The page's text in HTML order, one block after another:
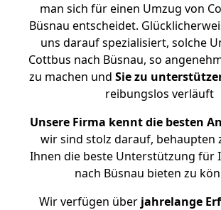
man sich für einen Umzug von
Büsnau entscheidet.
uns darauf spezialisiert, solche
Cottbus nach Büsnau, so
zu machen und Sie zu
reibungslos verläuft
Unsere Firma kennt die besten
wir sind stolz darauf, behaupten
Ihnen die beste Unterstützung für
nach Büsnau bieten zu
Wir verfügen überjahrelange